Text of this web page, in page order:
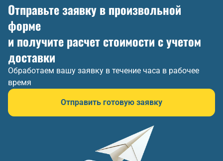
Отправьте заявку в произвольной
форме
и получите расчет стоимости с учетом
доставки
Обработаем вашу заявку в течение часа в рабочее
время
Отправить готовую заявку